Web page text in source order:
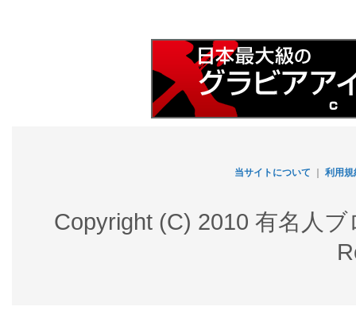
当サイトについて 利用規
Copyright (C) 2010 有名人